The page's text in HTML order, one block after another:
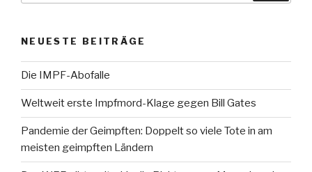
NEUESTE BEITRÄGE
Die IMPF-Abofalle
Weltweit erste Impfmord-Klage gegen Bill Gates
Pandemie der Geimpften: Doppelt so viele Tote in am
meisten geimpften Ländern